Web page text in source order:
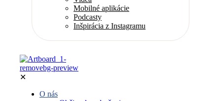
Mobilné aplikácie
Podcasty
Inšpirácia z Instagramu
✕
O nás